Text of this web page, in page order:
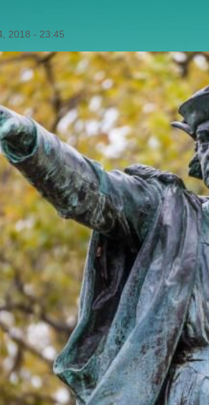
2018 - 23:45